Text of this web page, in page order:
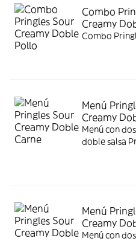
Combo
Creamy
Combo
Menú
Creamy
Menú con
doble salsa
Menú
Creamy
Menú con